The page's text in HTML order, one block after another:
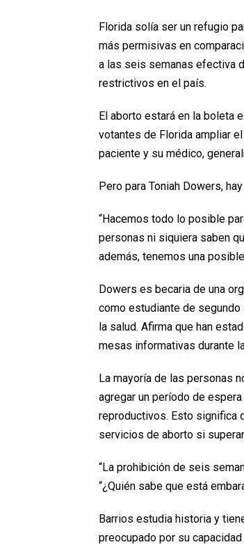
Florida solía ser un refugio
más permisivas en
a las seis semanas efectiva
restrictivos en el país.
El aborto estará en la boleta
votantes de Florida ampliar
paciente y su médico,
Pero para Toniah Dowers,
“Hacemos todo lo posible
personas ni siquiera saben
además, tenemos una
Dowers es becaria de una
como estudiante de
la salud. Afirma que han
mesas informativas durante
La mayoría de las personas
agregar un período de
reproductivos. Esto significa
servicios de aborto si
“La prohibición de seis
“¿Quién sabe que está
Barrios estudia historia y
preocupado por su